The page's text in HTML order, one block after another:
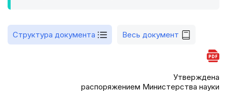
Структура документа Весь документ
Утверждена
распоряжением Министерства науки